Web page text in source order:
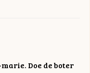
Doe de boter